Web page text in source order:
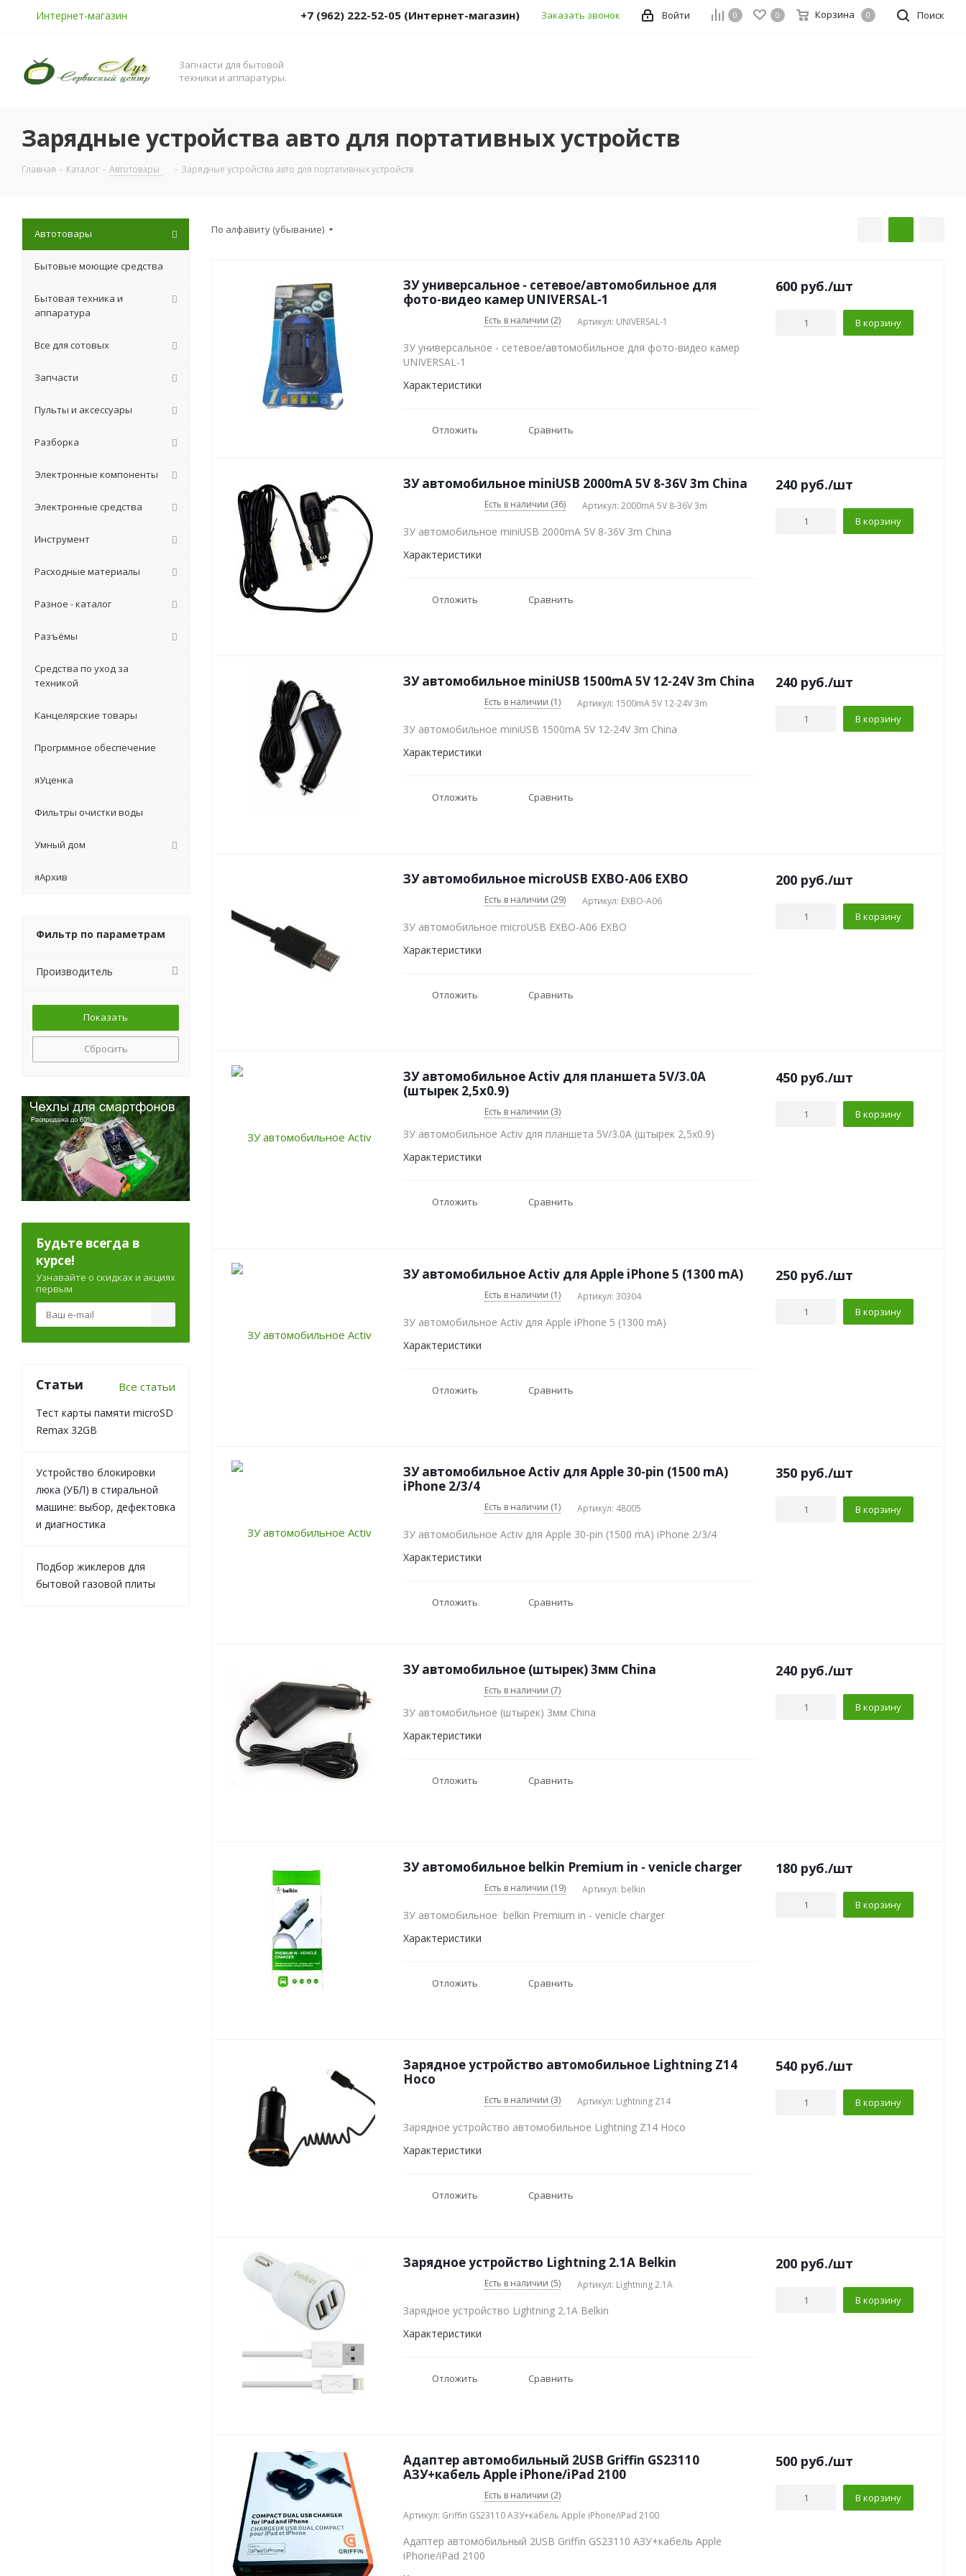
Интернет-магазин Поиск
0 0 Корзина 0
Войти
+7 (962) 222-52-05 (Интернет-магазин) Заказать звонок
Запчасти для бытовой
техники и аппаратуры.
Зарядные устройства авто для портативных устройств
Главная - Каталог - Автотовары - Зарядные устройства авто для портативных устройств
По алфавиту (убывание)
ЗУ универсальное - сетевое/автомобильное для
фото-видео камер UNIVERSAL-1
Есть в наличии (2) Артикул: UNIVERSAL-1
ЗУ универсальное - сетевое/автомобильное для фото-видео камер
UNIVERSAL-1
Характеристики
Отложить Сравнить
600 руб./шт
В корзину
ЗУ автомобильное miniUSB 2000mA 5V 8-36V 3m China
Есть в наличии (36) Артикул: 2000mA 5V 8-36V 3m
ЗУ автомобильное miniUSB 2000mA 5V 8-36V 3m China
Характеристики
Отложить Сравнить
240 руб./шт
В корзину
ЗУ автомобильное miniUSB 1500mA 5V 12-24V 3m China
Есть в наличии (1) Артикул: 1500mA 5V 12-24V 3m
ЗУ автомобильное miniUSB 1500mA 5V 12-24V 3m China
Характеристики
Отложить Сравнить
240 руб./шт
В корзину
ЗУ автомобильное microUSB EXBO-A06 EXBO
Есть в наличии (29) Артикул: EXBO-A06
ЗУ автомобильное microUSB EXBO-A06 EXBO
Характеристики
Отложить Сравнить
200 руб./шт
В корзину
ЗУ автомобильное Activ для планшета 5V/3.0A
(штырек 2,5x0.9)
Есть в наличии (3)
ЗУ автомобильное Activ для планшета 5V/3.0A (штырек 2,5x0.9)
Характеристики
Отложить Сравнить
450 руб./шт
В корзину
ЗУ автомобильное Activ для Apple iPhone 5 (1300 mA)
Есть в наличии (1) Артикул: 30304
ЗУ автомобильное Activ для Apple iPhone 5 (1300 mA)
Характеристики
Отложить Сравнить
250 руб./шт
В корзину
ЗУ автомобильное Activ для Apple 30-pin (1500 mA)
iPhone 2/3/4
Есть в наличии (1) Артикул: 48005
ЗУ автомобильное Activ для Apple 30-pin (1500 mA) iPhone 2/3/4
Характеристики
Отложить Сравнить
350 руб./шт
В корзину
ЗУ автомобильное (штырек) 3мм China
Есть в наличии (7)
ЗУ автомобильное (штырек) 3мм China
Характеристики
Отложить Сравнить
240 руб./шт
В корзину
ЗУ автомобильное belkin Premium in - venicle charger
Есть в наличии (19) Артикул: belkin
ЗУ автомобильное belkin Premium in - venicle charger
Характеристики
Отложить Сравнить
180 руб./шт
В корзину
Зарядное устройство автомобильное Lightning Z14
Hoco
Есть в наличии (3) Артикул: Lightning Z14
Зарядное устройство автомобильное Lightning Z14 Hoco
Характеристики
Отложить Сравнить
540 руб./шт
В корзину
Зарядное устройство Lightning 2.1A Belkin
Есть в наличии (5) Артикул: Lightning 2.1A
Зарядное устройство Lightning 2.1A Belkin
Характеристики
Отложить Сравнить
200 руб./шт
В корзину
Адаптер автомобильный 2USB Griffin GS23110
АЗУ+кабель Apple iPhone/iPad 2100
Есть в наличии (2)
Артикул: Griffin GS23110 АЗУ+кабель Apple iPhone/iPad 2100
Адаптер автомобильный 2USB Griffin GS23110 АЗУ+кабель Apple
iPhone/iPad 2100
500 руб./шт
В корзину
Автотовары
Бытовые моющие средства
Бытовая техника и
аппаратура
Все для сотовых
Запчасти
Пульты и аксессуары
Разборка
Электронные компоненты
Электронные средства
Инструмент
Расходные материалы
Разное - каталог
Разъёмы
Средства по уход за
техникой
Канцелярские товары
Прогрммное обеспечение
яУценка
Фильтры очистки воды
Умный дом
яАрхив
Фильтр по параметрам
Производитель
Сбросить
Будьте всегда в
курсе!
Узнавайте о скидках и акциях
первым
Статьи Все статьи
Тест карты памяти microSD
Remax 32GB
Устройство блокировки
люка (УБЛ) в стиральной
машине: выбор, дефектовка
и диагностика
Подбор жиклеров для
бытовой газовой плиты